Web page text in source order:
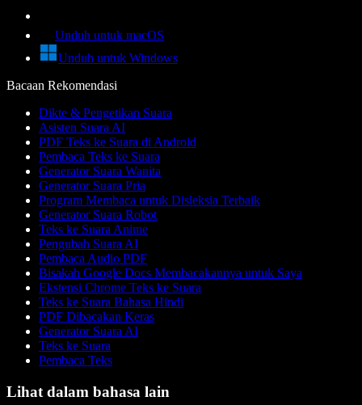
Unduh untuk macOS
Unduh untuk Windows
Bacaan Rekomendasi
Dikte & Pengetikan Suara
Asisten Suara AI
PDF Teks ke Suara di Android
Pembaca Teks ke Suara
Generator Suara Wanita
Generator Suara Pria
Program Membaca untuk Disleksia Terbaik
Generator Suara Robot
Teks ke Suara Anime
Pengubah Suara AI
Pembaca Audio PDF
Bisakah Google Docs Membacakannya untuk Saya
Ekstensi Chrome Teks ke Suara
Teks ke Suara Bahasa Hindi
PDF Dibacakan Keras
Generator Suara AI
Teks ke Suara
Pembaca Teks
Lihat dalam bahasa lain